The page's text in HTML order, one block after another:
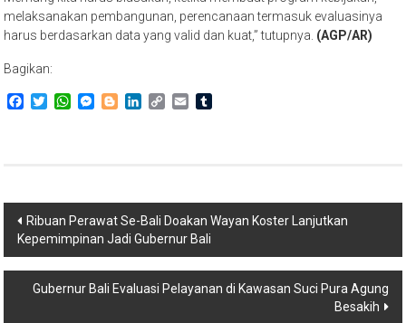
melaksanakan pembangunan, perencanaan termasuk evaluasinya
harus berdasarkan data yang valid dan kuat,” tutupnya. (AGP/AR)
Bagikan:
Facebook
TwitterWhatsApp
Messenger
BloggerLinkedIn
Copy Email
Navigasi
pos
Ribuan Perawat Se-Bali Doakan Wayan Koster Lanjutkan
Kepemimpinan Jadi Gubernur Bali
Gubernur Bali Evaluasi Pelayanan di Kawasan Suci Pura Agung
Besakih